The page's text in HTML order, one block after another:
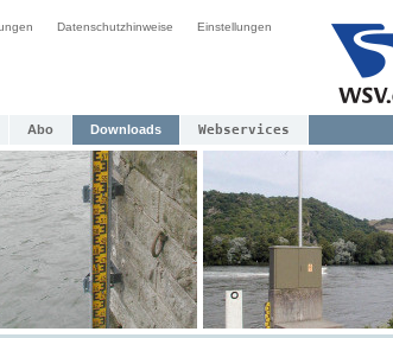
Datenschutzhinweise Einstellungen
Abo Downloads Webservices